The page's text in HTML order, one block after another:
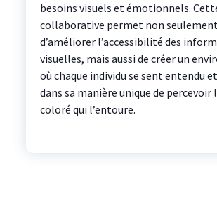
besoins visuels et émotionnels.
collaborative permet non
d’améliorer l’accessibilité des
visuelles, mais aussi de créer un
où chaque individu se sent entendu
dans sa manière unique de percevoir
coloré qui l’entoure.